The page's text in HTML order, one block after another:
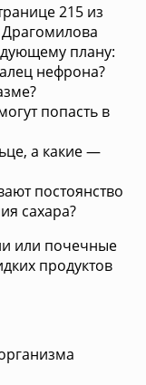
215 из
плану:
нефрона?
попасть в
а какие —
постоянство
сахара?
или почечные
продуктов